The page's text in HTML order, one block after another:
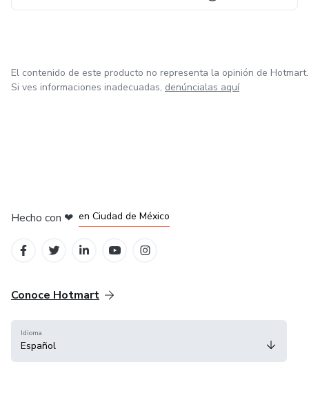
El contenido de este producto no representa la opinión de Hotmart.
Si ves informaciones inadecuadas, denúncialas aquí
Hecho con ❤ en Ciudad de México
Conoce Hotmart
Idioma
Español